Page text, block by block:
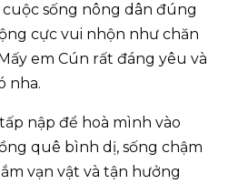
sống nông dân đúng
cực vui nhộn như chăn
em Cún rất đáng yêu và
nha.
nập để hoà mình vào
quê bình dị, sống chậm
vạn vật và tận hưởng